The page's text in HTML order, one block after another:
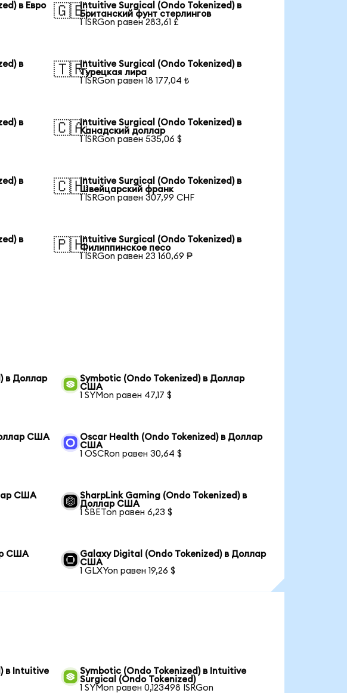
в Евро
🇬🇧Intuitive Surgical (Ondo Tokenized) в
Британский фунт стерлингов
1 ISRGon равен 283,61 £
в
🇹🇷Intuitive Surgical (Ondo Tokenized) в
Турецкая лира
1 ISRGon равен 18 177,04 ₺
в
🇨🇦Intuitive Surgical (Ondo Tokenized) в
Канадский доллар
1 ISRGon равен 535,06 $
в
🇨🇭Intuitive Surgical (Ondo Tokenized) в
Швейцарский франк
1 ISRGon равен 307,99 CHF
в
🇵🇭Intuitive Surgical (Ondo Tokenized) в
Филиппинское песо
1 ISRGon равен 23 160,69 ₱
в Доллар
Symbotic (Ondo Tokenized) в Доллар
США
1 SYMon равен 47,17 $
США
Oscar Health (Ondo Tokenized) в Доллар
США
1 OSCRon равен 30,64 $
США
SharpLink Gaming (Ondo Tokenized) в
Доллар США
1 SBETon равен 6,23 $
США
Galaxy Digital (Ondo Tokenized) в Доллар
США
1 GLXYon равен 19,26 $
в Intuitive
Symbotic (Ondo Tokenized) в Intuitive
Surgical (Ondo Tokenized)
1 SYMon равен 0,123498 ISRGon